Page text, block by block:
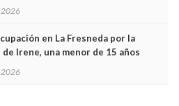
2026
en La Fresneda por la
Irene, una menor de 15 años
2026